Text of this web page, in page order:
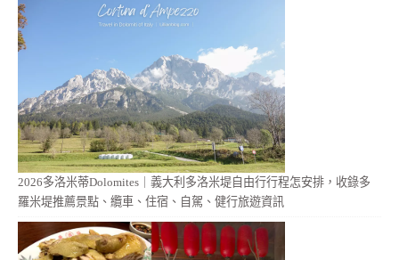
2026多洛米蒂Dolomites｜義大利多洛米堤自由行行程怎安排，收錄多
羅米堤推薦景點、纜車、住宿、自駕、健行旅遊資訊